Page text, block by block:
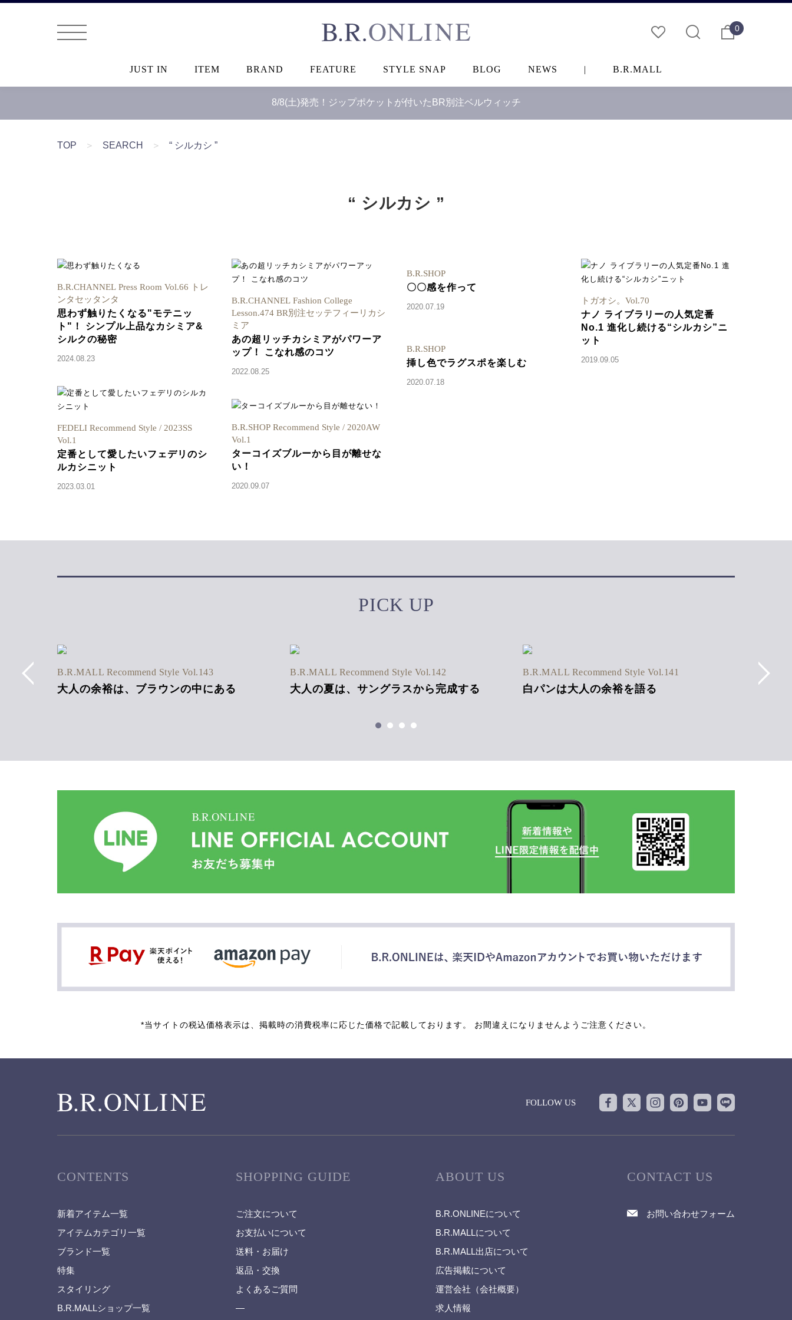
0
JUST IN ITEM BRAND FEATURE STYLE SNAP BLOG NEWS | B.R.MALL
8/8(土)発売！ジップポケットが付いたBR別注ベルウィッチ
TOP ＞ SEARCH ＞ “ シルカシ ”
“ シルカシ ”
B.R.CHANNEL Press Room Vol.66 トレ
ンタセッタンタ
思わず触りたくなる"モテニッ
ト"！ シンプル上品なカシミア&
シルクの秘密
2024.08.23
FEDELI Recommend Style / 2023SS
Vol.1
定番として愛したいフェデリのシ
ルカシニット
2023.03.01
B.R.CHANNEL Fashion College
Lesson.474 BR別注セッテフィーリカシ
ミア
あの超リッチカシミアがパワーア
ップ！ こなれ感のコツ
2022.08.25
B.R.SHOP Recommend Style / 2020AW
Vol.1
ターコイズブルーから目が離せな
い！
2020.09.07
B.R.SHOP
〇〇感を作って
2020.07.19
B.R.SHOP
挿し色でラグスポを楽しむ
2020.07.18
トガオシ。Vol.70
ナノ ライブラリーの人気定番
No.1 進化し続ける“シルカシ”ニ
ット
2019.09.05
PICK UP
Vol.1
ン混
B.R.MALL Recommend Style Vol.143
大人の余裕は、ブラウンの中にある
B.R.MALL Recommend Style Vol.142
大人の夏は、サングラスから完成する
B.R.MALL Recommend Style Vol.141
白パンは大人の余裕を語る
スト
*当サイトの税込価格表示は、掲載時の消費税率に応じた価格で記載しております。 お間違えになりませんようご注意ください。
FOLLOW US
CONTENTS
新着アイテム一覧
アイテムカテゴリ一覧
ブランド一覧
特集
スタイリング
B.R.MALLショップ一覧
SHOPPING GUIDE
ご注文について
お支払いについて
送料・お届け
返品・交換
よくあるご質問
—
ABOUT US
B.R.ONLINEについて
B.R.MALLについて
B.R.MALL出店について
広告掲載について
運営会社（会社概要）
求人情報
CONTACT US
お問い合わせフォーム